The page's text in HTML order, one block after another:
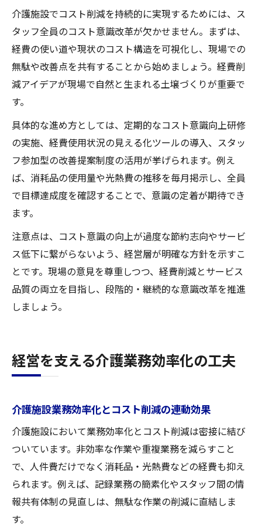
介護施設でコスト削減を持続的に実現するためには、ス
タッフ全員のコスト意識改革が欠かせません。まずは、
経費の使い道や現状のコスト構造を可視化し、現場での
無駄や改善点を共有することから始めましょう。経費削
減アイデアが現場で自然と生まれる土壌づくりが重要で
す。
具体的な進め方としては、定期的なコスト意識向上研修
の実施、経費使用状況の見える化ツールの導入、スタッ
フ参加型の改善提案制度の活用が挙げられます。例え
ば、消耗品の使用量や光熱費の推移を毎月掲示し、全員
で目標達成度を確認することで、意識の定着が期待でき
ます。
注意点は、コスト意識の向上が過度な節約志向やサービ
ス低下に繋がらないよう、経営層が明確な方針を示すこ
とです。現場の意見を尊重しつつ、経費削減とサービス
品質の両立を目指し、段階的・継続的な意識改革を推進
しましょう。
経営を支える介護業務効率化の工夫
介護施設業務効率化とコスト削減の連動効果
介護施設において業務効率化とコスト削減は密接に結び
ついています。非効率な作業や重複業務を減らすこと
で、人件費だけでなく消耗品・光熱費などの経費も抑え
られます。例えば、記録業務の簡素化やスタッフ間の情
報共有体制の見直しは、無駄な作業の削減に直結しま
す。